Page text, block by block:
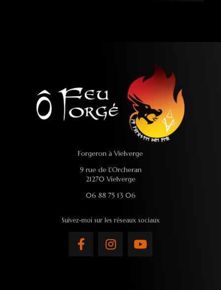
Forgeron à Vielverge
9 rue de L'Orcheran
21270 Vielverge
06 88 75 13 06
Suivez-moi sur les réseaux sociaux